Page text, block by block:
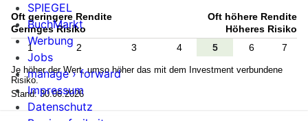
Oft geringere Rendite
Geringes Risiko
Oft höhere Rendite
Höheres Risiko
1
2 3 4 5 6 7
Je höher der Wert, umso höher das mit dem Investment verbundene
Risiko.
Stand: 30.06.2026
SPIEGEL
BuchMarkt
Werbung
Jobs
manage › forward
Impressum
Datenschutz